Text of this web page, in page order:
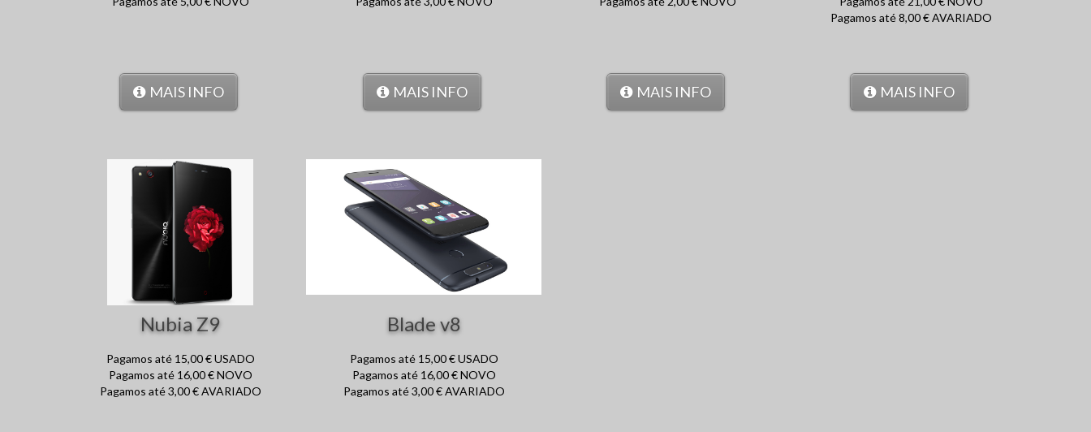
MAIS INFO MAIS INFO MAIS INFO
Pagamos até 8,00 € AVARIADO
MAIS INFO
Nubia Z9
Pagamos até 15,00 € USADO
Pagamos até 16,00 € NOVO
Pagamos até 3,00 € AVARIADO
Blade v8
Pagamos até 15,00 € USADO
Pagamos até 16,00 € NOVO
Pagamos até 3,00 € AVARIADO